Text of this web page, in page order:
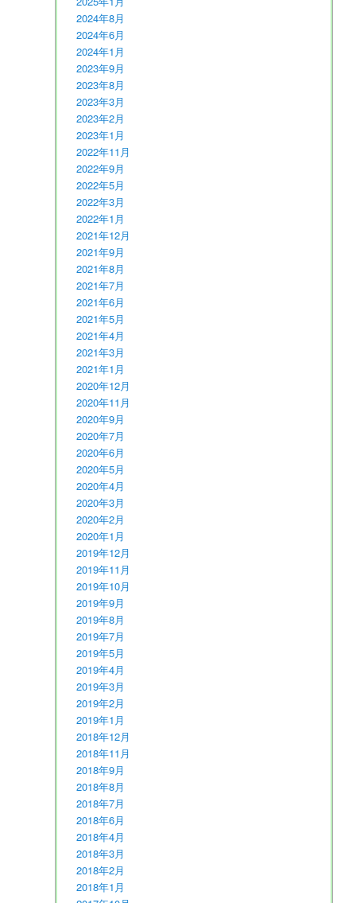
2024年8月
2024年6月
2024年1月
2023年9月
2023年8月
2023年3月
2023年2月
2023年1月
2022年11月
2022年9月
2022年5月
2022年3月
2022年1月
2021年12月
2021年9月
2021年8月
2021年7月
2021年6月
2021年5月
2021年4月
2021年3月
2021年1月
2020年12月
2020年11月
2020年9月
2020年7月
2020年6月
2020年5月
2020年4月
2020年3月
2020年2月
2020年1月
2019年12月
2019年11月
2019年10月
2019年9月
2019年8月
2019年7月
2019年5月
2019年4月
2019年3月
2019年2月
2019年1月
2018年12月
2018年11月
2018年9月
2018年8月
2018年7月
2018年6月
2018年4月
2018年3月
2018年2月
2018年1月